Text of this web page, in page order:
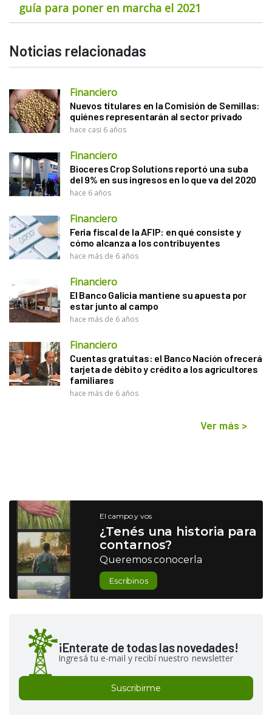
guía para poner en marcha el 2021
Noticias relacionadas
Financiero
Nuevos titulares en la Comisión de Semillas:
quiénes representarán al sector privado
hace casi 6 años
Financiero
Bioceres Crop Solutions reportó una suba
del 9% en sus ingresos en lo que va del 2020
hace 6 años
Financiero
Feria fiscal de la AFIP: en qué consiste y
cómo alcanza a los contribuyentes
hace más de 6 años
Financiero
El Banco Galicia mantiene su apuesta por
estar junto al campo
hace más de 6 años
Financiero
Cuentas gratuitas: el Banco Nación ofrecerá
tarjeta de débito y crédito a los agricultores
familiares
hace más de 6 años
Ver más >
El campo y vos
¿Tenés una historia para
contarnos?
Queremos conocerla
Escribinos
¡Enterate de todas las novedades!
Ingresá tu e-mail y recibí nuestro newsletter
Suscribirme